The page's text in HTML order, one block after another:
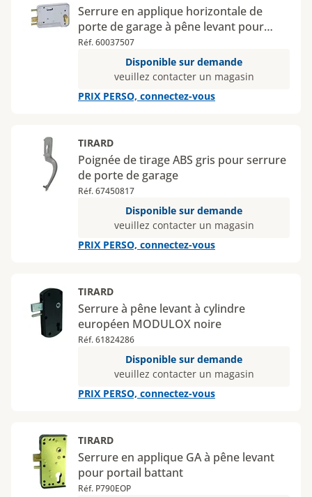
Serrure en applique horizontale de
porte de garage à pêne levant pour
cylindre européen
Réf. 60037507
Disponible sur demande
veuillez contacter un magasin
PRIX PERSO, connectez-vous
TIRARD
Poignée de tirage ABS gris pour serrure
de porte de garage
Réf. 67450817
Disponible sur demande
veuillez contacter un magasin
PRIX PERSO, connectez-vous
TIRARD
Serrure à pêne levant à cylindre
européen MODULOX noire
Réf. 61824286
Disponible sur demande
veuillez contacter un magasin
PRIX PERSO, connectez-vous
TIRARD
Serrure en applique GA à pêne levant
pour portail battant
Réf. P790EOP